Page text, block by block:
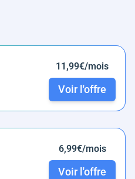
11,99€/mois
Voir l'offre
6,99€/mois
Voir l'offre